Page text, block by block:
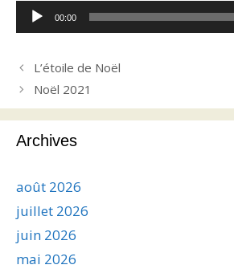
Lecteur
audio
00:00
L’étoile de Noël
Noël 2021
Archives
août 2026
juillet 2026
juin 2026
mai 2026